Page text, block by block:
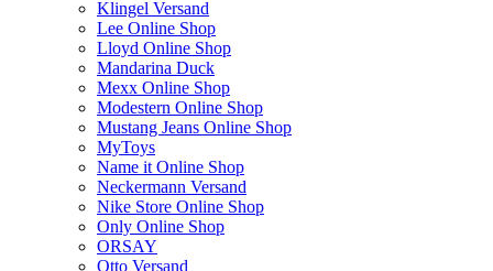
Klingel Versand
Lee Online Shop
Lloyd Online Shop
Mandarina Duck
Mexx Online Shop
Modestern Online Shop
Mustang Jeans Online Shop
MyToys
Name it Online Shop
Neckermann Versand
Nike Store Online Shop
Only Online Shop
ORSAY
Otto Versand